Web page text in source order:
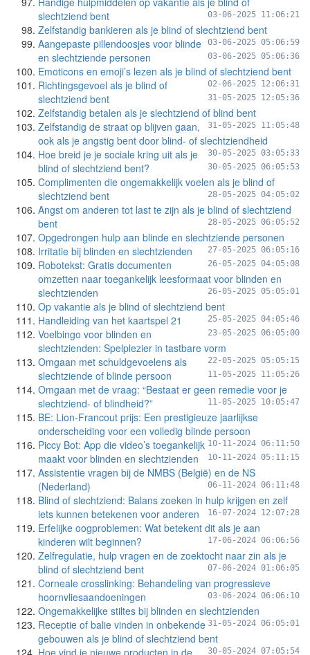
slechtziend bent
03-06-2025 11:06:21
Zelfstandig bankieren als je blind of slechtziend bent
03-06-2025 05:06:59
Aangepaste pillendoosjes voor blinde
en slechtziende personen
03-06-2025 05:06:36
Emoticons en emoji’s lezen als je blind of slechtziend bent
02-06-2025 12:06:31
Richtingsgevoel als je blind of
slechtziend bent
31-05-2025 12:05:36
Zelfstandig betalen als je slechtziend of blind bent
31-05-2025 11:05:48
Zelfstandig de straat op blijven gaan,
ook als je angstig bent door blind- of slechtziendheid
30-05-2025 03:05:33
Hoe breid je je sociale kring uit als je
blind of slechtziend bent?
30-05-2025 06:05:53
Complimenten die ongemakkelijk voelen als je blind of
slechtziend bent
28-05-2025 04:05:02
Angst om anderen tot last te zijn als je blind of slechtziend
bent
28-05-2025 06:05:52
Opgedrongen hulp aan blinde en slechtziende personen
27-05-2025 06:05:16
Irritatie bij blinden en slechtzienden
26-05-2025 04:05:08
Robotekst: Gratis documenten
omzetten naar toegankelijk leesformaat voor blinden en
slechtzienden
26-05-2025 05:05:01
Op vakantie als je blind of slechtziend bent
25-05-2025 04:05:46
Handleiding van het kaartspel 21
23-05-2025 06:05:00
Voelbingo voor blinden en
slechtzienden: Spelplezier in tastbare vorm
22-05-2025 05:05:15
Omgaan met schuldgevoelens als
slechtziende of blinde persoon
11-05-2025 11:05:26
Omgaan met de vraag: “Bestaat er geen remedie voor je
slechtziend- of blindheid?”
11-05-2025 10:05:47
BE: Lion-Francout prijs: Een prestigieuze jaarlijkse
onderscheiding voor een volledig blinde persoon
10-11-2024 06:11:50
Piccy Bot: App die video’s toegankelijk
maakt voor blinden en slechtzienden
10-11-2024 05:11:15
Assistentie vragen bij de NMBS (België) en de NS
(Nederland)
06-11-2024 06:11:48
Blind of slechtziend: Balans zoeken in hulp krijgen en zelf
iets kunnen betekenen voor anderen
16-07-2024 12:07:28
Erfelijke oogproblemen: Wat betekent dit als je aan
kinderen wilt beginnen?
17-06-2024 06:06:56
Zelfregulatie, hulp vragen en de zoektocht naar zin als je
blind of slechtziend bent
07-06-2024 01:06:05
Corneale crosslinking: Behandeling van progressieve
hoornvliesaandoeningen
03-06-2024 06:06:10
Ongemakkelijke stiltes bij blinden en slechtzienden
31-05-2024 06:05:01
Receptie of balie vinden in onbekende
gebouwen als je blind of slechtziend bent
30-05-2024 07:05:54
Hoe vind je nieuwe producten in de